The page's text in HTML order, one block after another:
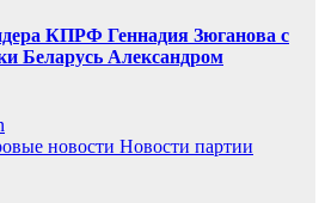
КПРФ Геннадия Зюганова с
Беларусь Александром
новости Новости партии